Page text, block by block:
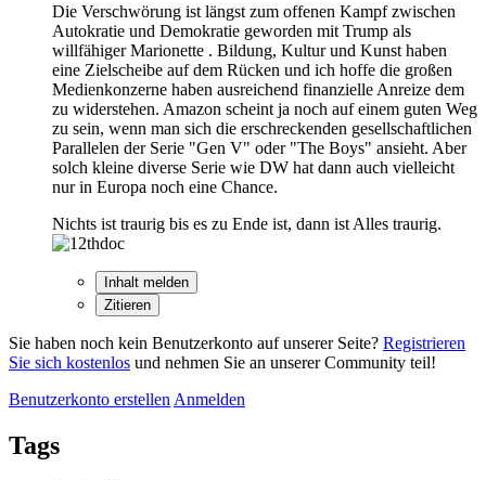
Die Verschwörung ist längst zum offenen Kampf zwischen
Autokratie und Demokratie geworden mit Trump als
willfähiger Marionette . Bildung, Kultur und Kunst haben
eine Zielscheibe auf dem Rücken und ich hoffe die großen
Medienkonzerne haben ausreichend finanzielle Anreize dem
zu widerstehen. Amazon scheint ja noch auf einem guten Weg
zu sein, wenn man sich die erschreckenden gesellschaftlichen
Parallelen der Serie "Gen V" oder "The Boys" ansieht. Aber
solch kleine diverse Serie wie DW hat dann auch vielleicht
nur in Europa noch eine Chance.
Nichts ist traurig bis es zu Ende ist, dann ist Alles traurig.
Inhalt melden
Zitieren
Sie haben noch kein Benutzerkonto auf unserer Seite? Registrieren
Sie sich kostenlos und nehmen Sie an unserer Community teil!
Benutzerkonto erstellen Anmelden
Tags